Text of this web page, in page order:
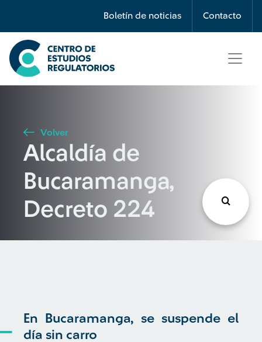
Boletín de noticias Contacto
Búsqueda
Seleccione país
Buscar
Volver
Alcaldía de
Bucaramanga,
Decreto 224
En Bucaramanga, se suspende el
día sin carro